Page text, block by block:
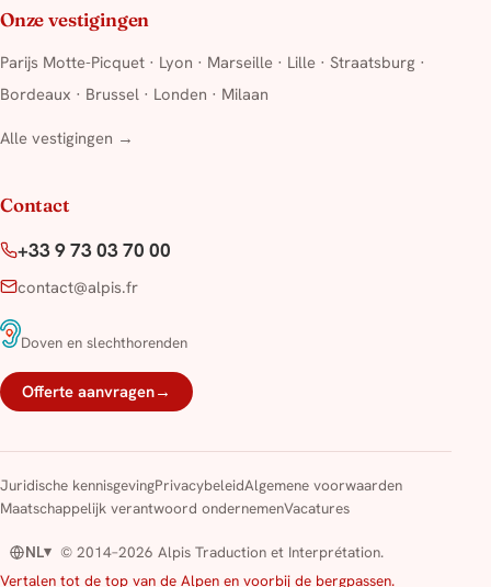
Onze vestigingen
Parijs Motte-Picquet · Lyon · Marseille · Lille · Straatsburg ·
Bordeaux · Brussel · Londen · Milaan
Alle vestigingen →
Contact
+33 9 73 03 70 00
contact@alpis.fr
Doven en slechthorenden
Offerte aanvragen→
Juridische kennisgevingPrivacybeleidAlgemene voorwaarden
Maatschappelijk verantwoord ondernemenVacatures
NL▾ © 2014–2026 Alpis Traduction et Interprétation.
Vertalen tot de top van de Alpen en voorbij de bergpassen.